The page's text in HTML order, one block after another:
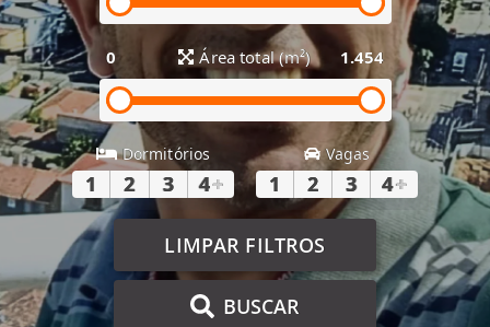
0 Área total (m²) 1.454
Dormitórios
1 2 3 4+
Vagas
1 2 3 4+
LIMPAR FILTROS
BUSCAR